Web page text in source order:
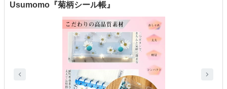
Usumomo『菊柄シール帳』